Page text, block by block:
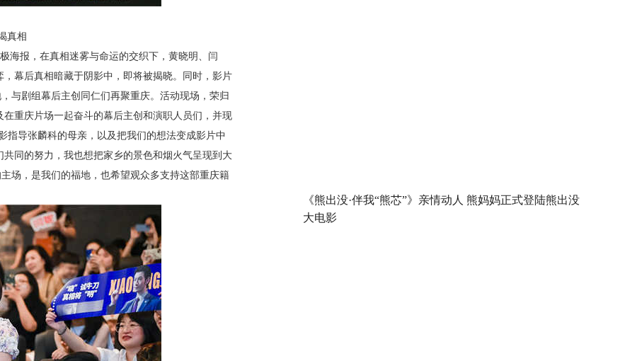
真相
海报，在真相迷雾与命运的交织下，黄晓明、闫
幕后真相暗藏于阴影中，即将被揭晓。同时，影片
与剧组幕后主创同仁们再聚重庆。活动现场，荣归
重庆片场一起奋斗的幕后主创和演职人员们，并现
指导张麟科的母亲，以及把我们的想法变成影片中
同的努力，我也想把家乡的景色和烟火气呈现到大
场，是我们的福地，也希望观众多支持这部重庆籍
《熊出没·伴我“熊芯”》亲情动人 熊妈妈正式登陆熊出没
大电影